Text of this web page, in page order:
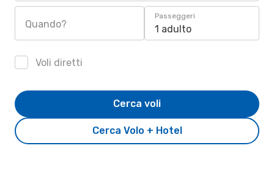
Quando?
Passeggeri
1 adulto
Voli diretti
Cerca Volo + Hotel
Cerca voli